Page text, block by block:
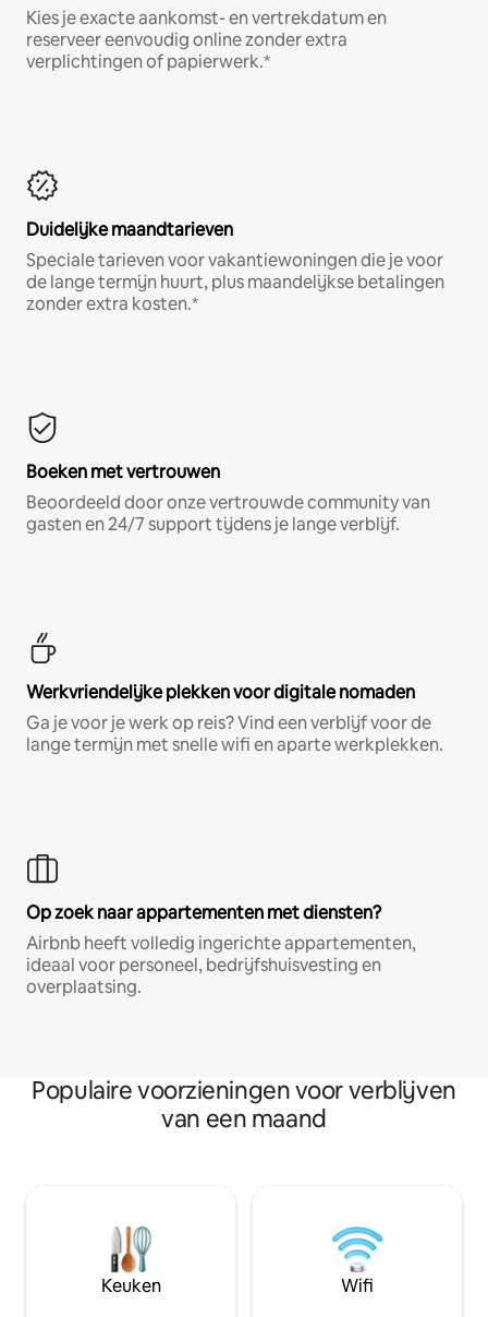
Kies je exacte aankomst- en vertrekdatum en
reserveer eenvoudig online zonder extra
verplichtingen of papierwerk.*
Duidelijke maandtarieven
Speciale tarieven voor vakantiewoningen die je voor
de lange termijn huurt, plus maandelijkse betalingen
zonder extra kosten.*
Boeken met vertrouwen
Beoordeeld door onze vertrouwde community van
gasten en 24/7 support tijdens je lange verblijf.
Werkvriendelijke plekken voor digitale nomaden
Ga je voor je werk op reis? Vind een verblijf voor de
lange termijn met snelle wifi en aparte werkplekken.
Op zoek naar appartementen met diensten?
Airbnb heeft volledig ingerichte appartementen,
ideaal voor personeel, bedrijfshuisvesting en
overplaatsing.
Populaire voorzieningen voor verblijven
van een maand
Keuken Wifi